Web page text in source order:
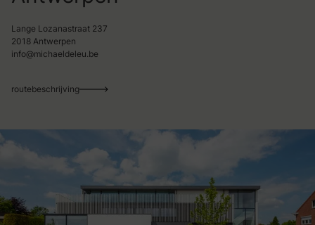
Lange Lozanastraat 237
2018 Antwerpen
info@michaeldeleu.be
routebeschrijving